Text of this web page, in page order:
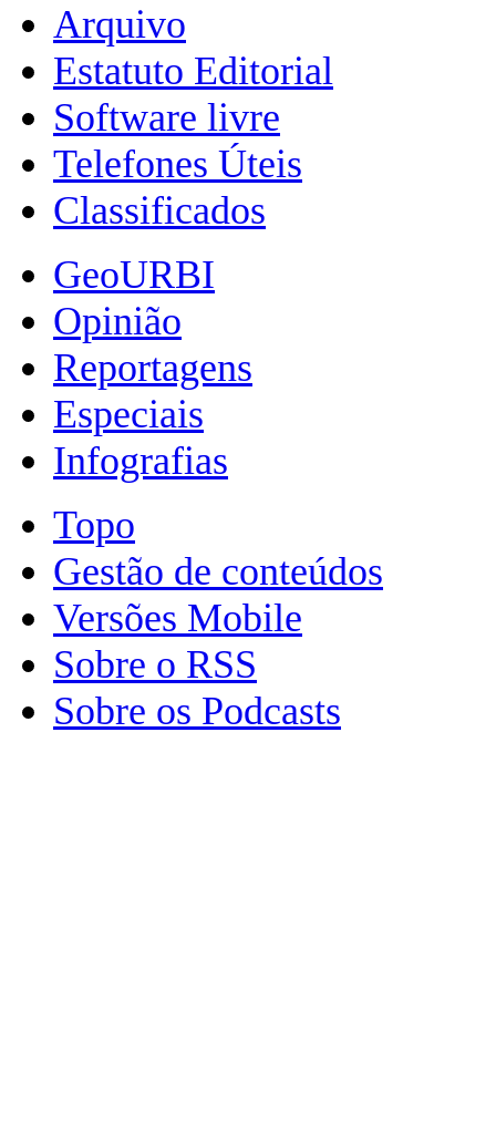
Arquivo
Estatuto Editorial
Software livre
Telefones Úteis
Classificados
GeoURBI
Opinião
Reportagens
Especiais
Infografias
Topo
Gestão de conteúdos
Versões Mobile
Sobre o RSS
Sobre os Podcasts